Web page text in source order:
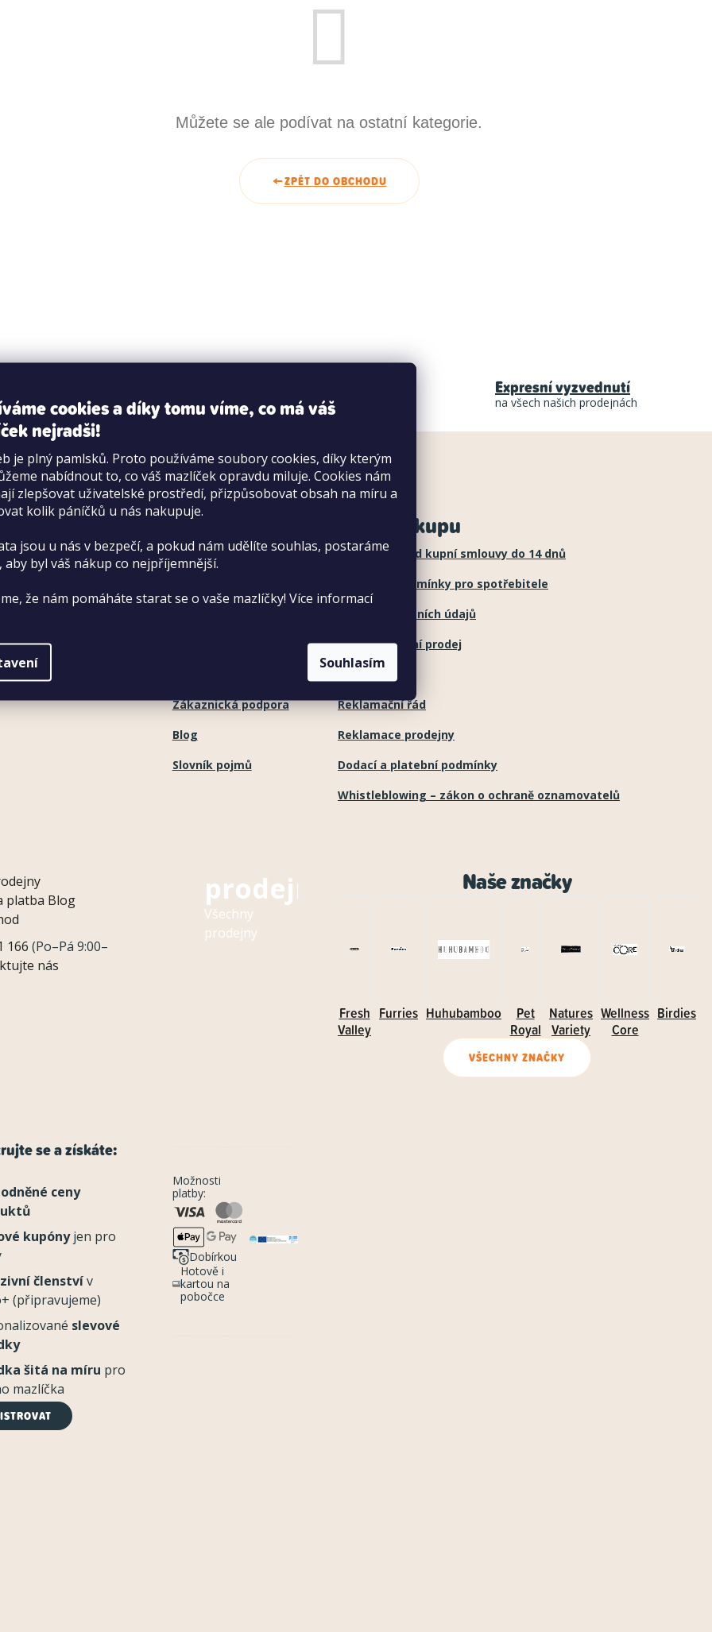
cookies a díky tomu víme, co má váš
nejradši!
je plný pamlsků. Proto používáme soubory cookies, díky kterým
nabídnout to, co váš mazlíček opravdu miluje. Cookies nám
zlepšovat uživatelské prostředí, přizpůsobovat obsah na míru a
kolik páníčků u nás nakupuje.
jsou u nás v bezpečí, a pokud nám udělíte souhlas, postaráme
aby byl váš nákup co nejpříjemnější.
že nám pomáháte starat se o vaše mazlíčky! Více informací
Souhlasím
Můžete se ale podívat na ostatní kategorie.
ZPĚT DO OBCHODU
pro věrné zákazníky s radostí poradíme
Expresní vyzvednutí
na všech našich prodejnách
formulář
od 9:30 do 16:30 O Pet Center
O nás
Zákaznická podpora
Blog
Slovník pojmů
Vše o nákupu
Odstoupení od kupní smlouvy do 14 dnů
Obchodní podmínky pro spotřebitele
Ochrana osobních údajů
Velkoobchodní prodej
Reklamační řád
Reklamace prodejny
Dodací a platební podmínky
Whistleblowing – zákon o ochraně oznamovatelů
platba Blog
166 (Po–Pá 9:00–
nás
prodejny
Všechny
prodejny
Naše značky
Fresh
Valley
Furries Huhubamboo
Pet
Royal
Natures
Variety
Wellness
Core
Birdies
VŠECHNY ZNAČKY
se a získáte:
ceny
kupónyjen pro
členstvív
(připravujeme)
slevové
šitá na míru pro
mazlíčka
Možnosti
platby:
Dobírkou
Hotově i
kartou na
pobočce